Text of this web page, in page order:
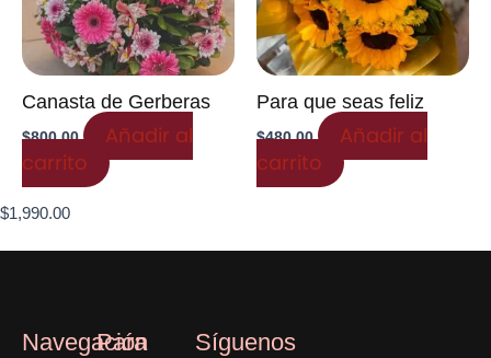
Canasta de Gerberas
$800.00
Añadir al
carrito
Para que seas feliz
$480.00
Añadir al
carrito
$1,990.00
Navegación
Para
Síguenos